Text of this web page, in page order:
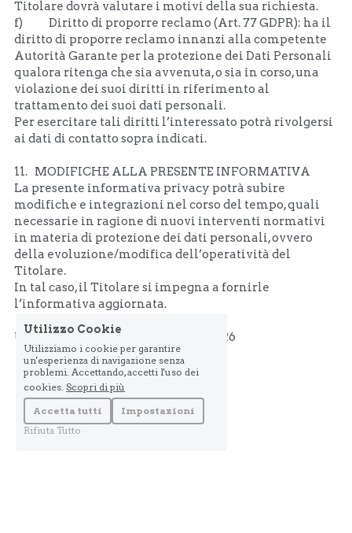
Titolare dovrà valutare i motivi della sua richiesta.
f)           Diritto di proporre reclamo (Art. 77 GDPR): ha il
diritto di proporre reclamo innanzi alla competente
Autorità Garante per la protezione dei Dati Personali
qualora ritenga che sia avvenuta, o sia in corso, una
violazione dei suoi diritti in riferimento al
trattamento dei suoi dati personali.
Per esercitare tali diritti l’interessato potrà rivolgersi
ai dati di contatto sopra indicati.
11.   MODIFICHE ALLA PRESENTE INFORMATIVA
La presente informativa privacy potrà subire
modifiche e integrazioni nel corso del tempo, quali
necessarie in ragione di nuovi interventi normativi
in materia di protezione dei dati personali, ovvero
della evoluzione/modifica dell’operatività del
Titolare.
In tal caso, il Titolare si impegna a fornirle
l’informativa aggiornata.
Ultimo aggiornamento: maggio 2026
Utilizzo Cookie
Utilizziamo i cookie per garantire
un'esperienza di navigazione senza
problemi. Accettando, accetti l'uso dei
cookies. Scopri di più
Accetta tutti
Impostazioni
Rifiuta Tutto